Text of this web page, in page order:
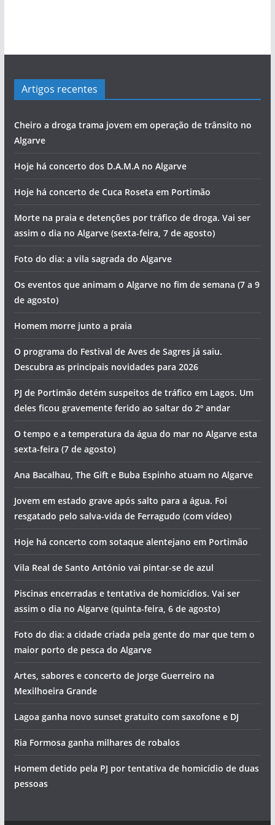
Artigos recentes
Cheiro a droga trama jovem em operação de trânsito no
Algarve
Hoje há concerto dos D.A.M.A no Algarve
Hoje há concerto de Cuca Roseta em Portimão
Morte na praia e detenções por tráfico de droga. Vai ser
assim o dia no Algarve (sexta-feira, 7 de agosto)
Foto do dia: a vila sagrada do Algarve
Os eventos que animam o Algarve no fim de semana (7 a 9
de agosto)
Homem morre junto a praia
O programa do Festival de Aves de Sagres já saiu.
Descubra as principais novidades para 2026
PJ de Portimão detém suspeitos de tráfico em Lagos. Um
deles ficou gravemente ferido ao saltar do 2º andar
O tempo e a temperatura da água do mar no Algarve esta
sexta-feira (7 de agosto)
Ana Bacalhau, The Gift e Buba Espinho atuam no Algarve
Jovem em estado grave após salto para a água. Foi
resgatado pelo salva-vida de Ferragudo (com vídeo)
Hoje há concerto com sotaque alentejano em Portimão
Vila Real de Santo António vai pintar-se de azul
Piscinas encerradas e tentativa de homicídios. Vai ser
assim o dia no Algarve (quinta-feira, 6 de agosto)
Foto do dia: a cidade criada pela gente do mar que tem o
maior porto de pesca do Algarve
Artes, sabores e concerto de Jorge Guerreiro na
Mexilhoeira Grande
Lagoa ganha novo sunset gratuito com saxofone e DJ
Ria Formosa ganha milhares de robalos
Homem detido pela PJ por tentativa de homicídio de duas
pessoas